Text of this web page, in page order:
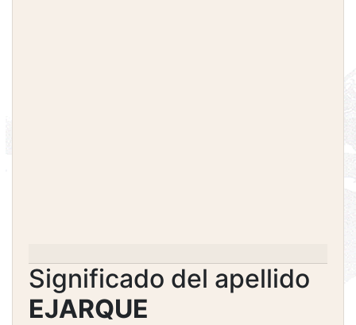
Significado del apellido
EJARQUE